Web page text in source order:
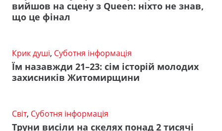
вийшов на сцену з Queen: ніхто не знав,
що це фінал
Крик душі, Суботня інформація
Їм назавжди 21–23: сім історій молодих
захисників Житомирщини
Світ, Суботня інформація
Труни висіли на скелях понад 2 тисячі